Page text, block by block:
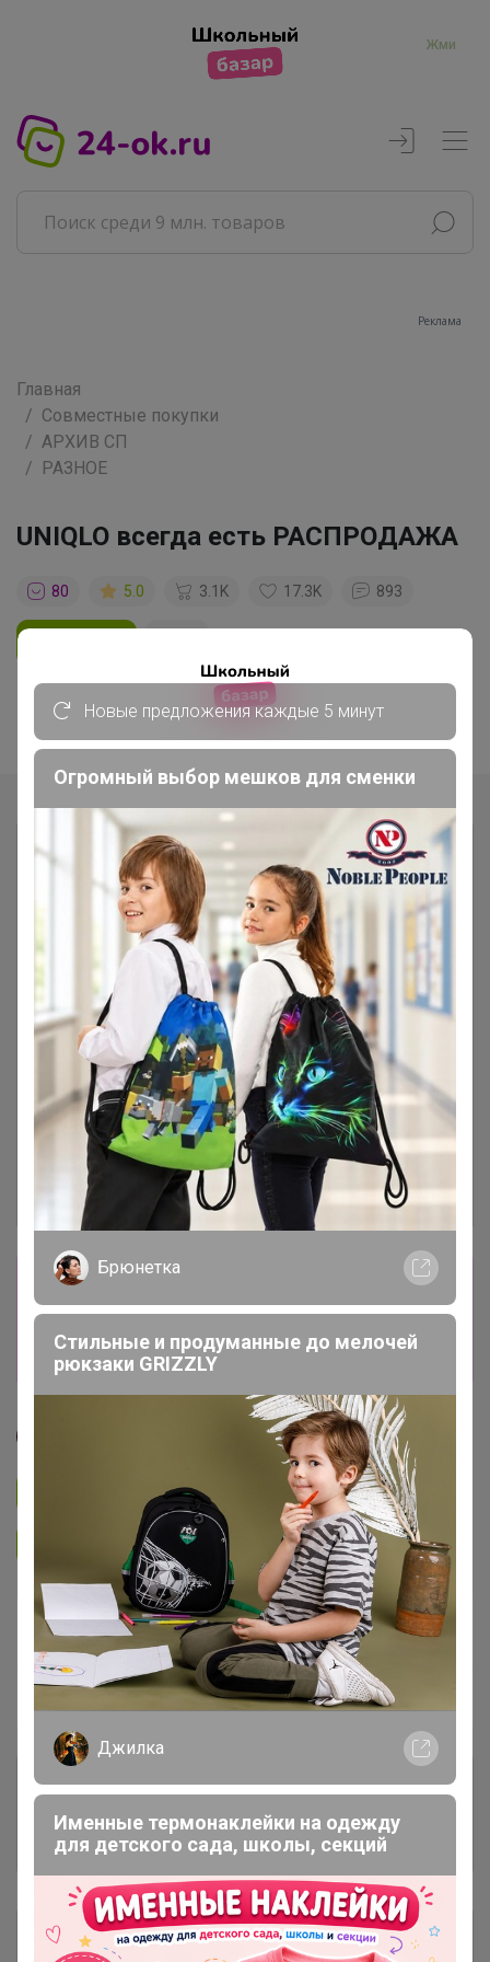
Жми
Реклама
Главная
Совместные покупки
АРХИВ СП
РАЗНОЕ
UNIQLO всегда есть РАСПРОДАЖА
80 5.0 3.1K 17.3K 893
2
Показаны записи1-10из15.
Сбор заказов в данной закупке
завершен
Перейти к текущей закупке
Подписаться на закупку
Подписаться на организатора 6.3K
В архиве
—
Собрано
100 %
4 лота
Комментарии к лотам 893
Отзывы участников
Описание
Новые предложения каждые 5 минут
Огромный выбор мешков для сменки
Брюнетка
Стильные и продуманные до мелочей
рюкзаки GRIZZLY
Джилка
Именные термонаклейки на одежду
для детского сада, школы, секций